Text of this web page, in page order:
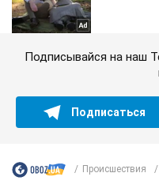
Подписывайся на наш
Подписаться
Происшествия